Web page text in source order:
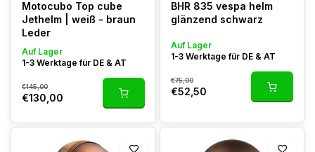
Motocubo Top cube
Jethelm | weiß - braun
Leder
Auf Lager
1-3 Werktage für DE & AT
€145,00
€130,00
BHR 835 vespa helm
glänzend schwarz
Auf Lager
1-3 Werktage für DE & AT
€75,00
€52,50